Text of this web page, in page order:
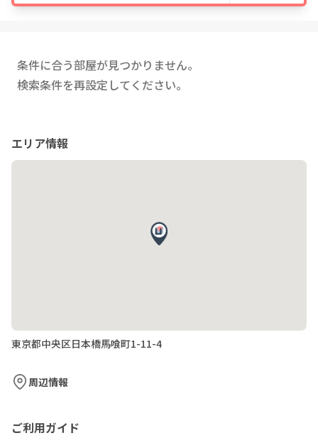
条件に合う部屋が見つかりません。
検索条件を再設定してください。
エリア情報
東京都中央区日本橋馬喰町1-11-4
周辺情報
ご利用ガイド